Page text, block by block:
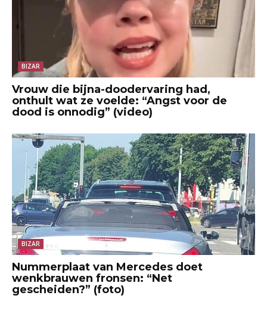
BIZAR
Vrouw die bijna-doodervaring had,
onthult wat ze voelde: “Angst voor de
dood is onnodig” (video)
BIZAR
Nummerplaat van Mercedes doet
wenkbrauwen fronsen: “Net
gescheiden?” (foto)